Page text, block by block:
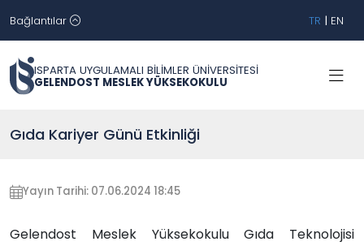
Bağlantılar TR | EN
ISPARTA UYGULAMALI BİLİMLER ÜNİVERSİTESİ
GELENDOST MESLEK YÜKSEKOKULU
Gıda Kariyer Günü Etkinliği
Yayın Tarihi: 07.06.2024 18:45
Gelendost Meslek Yüksekokulu Gıda Teknolojisi